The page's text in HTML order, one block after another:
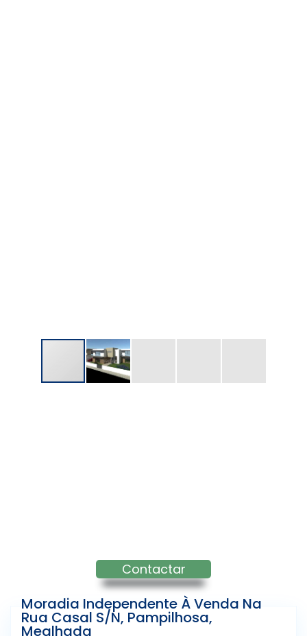
Contactar
Moradia Independente À Venda Na
Rua Casal S/n, Pampilhosa,
Mealhada